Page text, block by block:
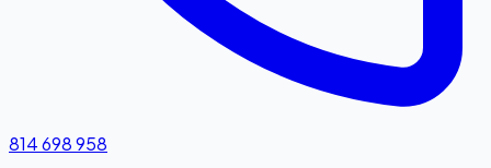
814 698 958